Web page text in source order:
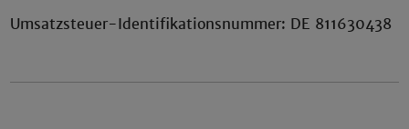
Umsatzsteuer-Identifikationsnummer: DE 811630438